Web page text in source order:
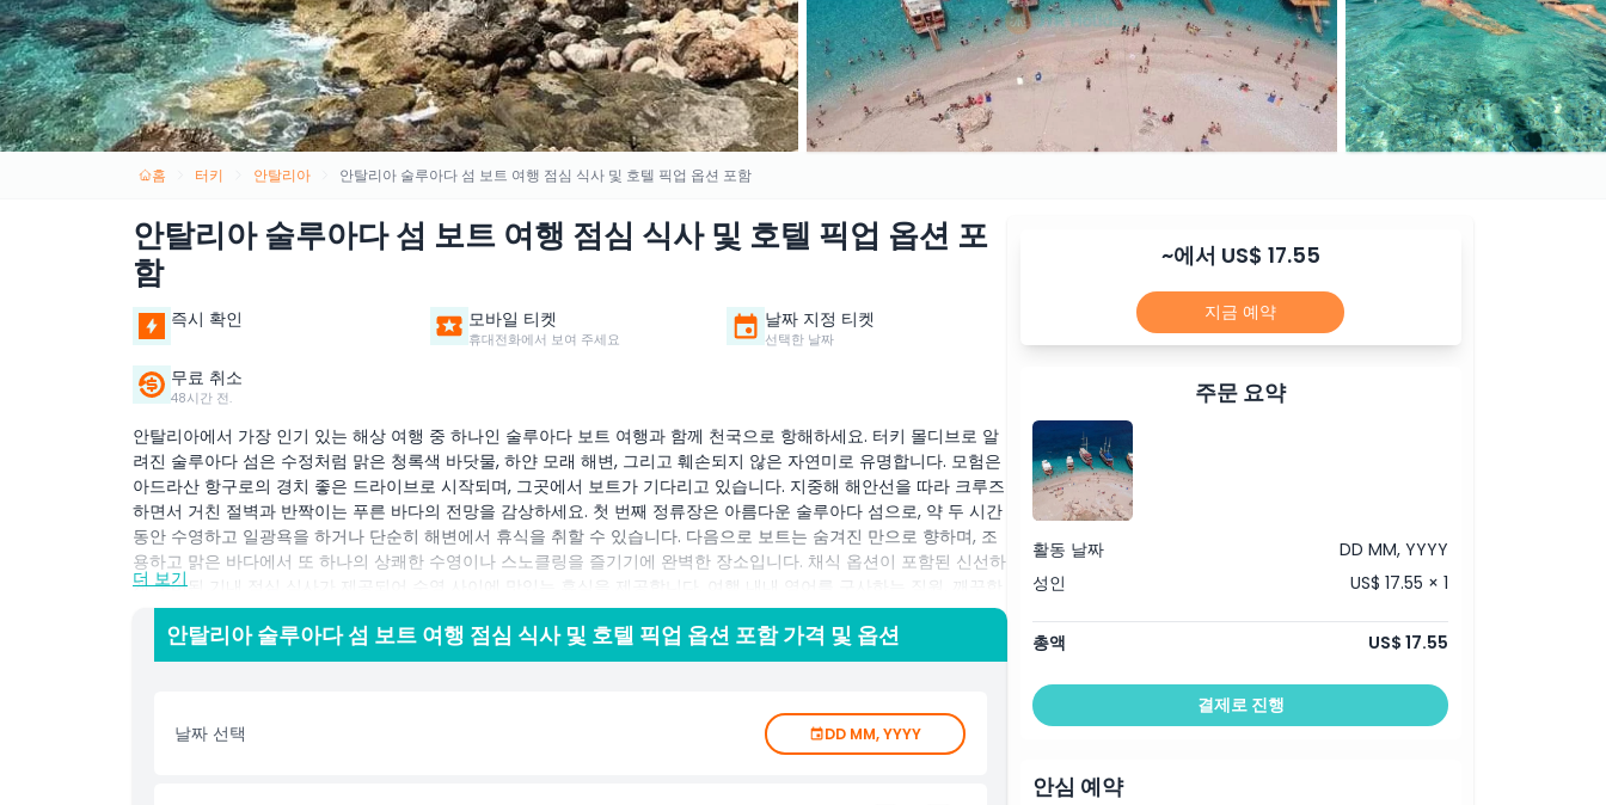
홈 터키 안탈리아 안탈리아 술루아다 섬 보트 여행 점심 식사 및 호텔 픽업 옵션 포함
안탈리아 술루아다 섬 보트 여행 점심 식사 및 호텔 픽업 옵션 포
함
즉시 확인 모바일 티켓
휴대전화에서 보여 주세요
날짜 지정 티켓
선택한 날짜
무료 취소
48시간 전.
안탈리아에서 가장 인기 있는 해상 여행 중 하나인 술루아다 보트 여행과 함께 천국으로 항해하세요. 터키 몰디브로 알
려진 술루아다 섬은 수정처럼 맑은 청록색 바닷물, 하얀 모래 해변, 그리고 훼손되지 않은 자연미로 유명합니다. 모험은
아드라산 항구로의 경치 좋은 드라이브로 시작되며, 그곳에서 보트가 기다리고 있습니다. 지중해 해안선을 따라 크루즈
하면서 거친 절벽과 반짝이는 푸른 바다의 전망을 감상하세요. 첫 번째 정류장은 아름다운 술루아다 섬으로, 약 두 시간
동안 수영하고 일광욕을 하거나 단순히 해변에서 휴식을 취할 수 있습니다. 다음으로 보트는 숨겨진 만으로 향하며, 조
용하고 맑은 바다에서 또 하나의 상쾌한 수영이나 스노클링을 즐기기에 완벽한 장소입니다. 채식 옵션이 포함된 신선하
게 준비된 기내 점심 식사가 제공되어 수영 사이에 맛있는 휴식을 제공합니다. 여행 내내 영어를 구사하는 직원, 깨끗한
시설, 그리고 충분한 그늘 덮인 갑판 공간으로 여유로운 분위기를 즐기세요. 안탈리아, 케메르, 벨렉에서 참여하거나 항
구에서 직접 만나는 경우 모두, 이 하루 종일 보트 여행은 가족, 커플, 자연 애호가에게 이상적입니다. 휴식하고 재충전
하며, 이 술루아다 섬 보트 투어는 터키의 가장 숨막히는 목적지 중 하나에서 햇살, 바다, 그리고 잊지 못할 추억이 가득
더 보기
안탈리아 술루아다 섬 보트 여행 점심 식사 및 호텔 픽업 옵션 포함 가격 및 옵션
날짜 선택 DD MM, YYYY
~에서 US$ 17.55
지금 예약
주문 요약
활동 날짜
DD MM, YYYY
성인
US$ 17.55 × 1
총액 US$ 17.55
결제로 진행
안심 예약